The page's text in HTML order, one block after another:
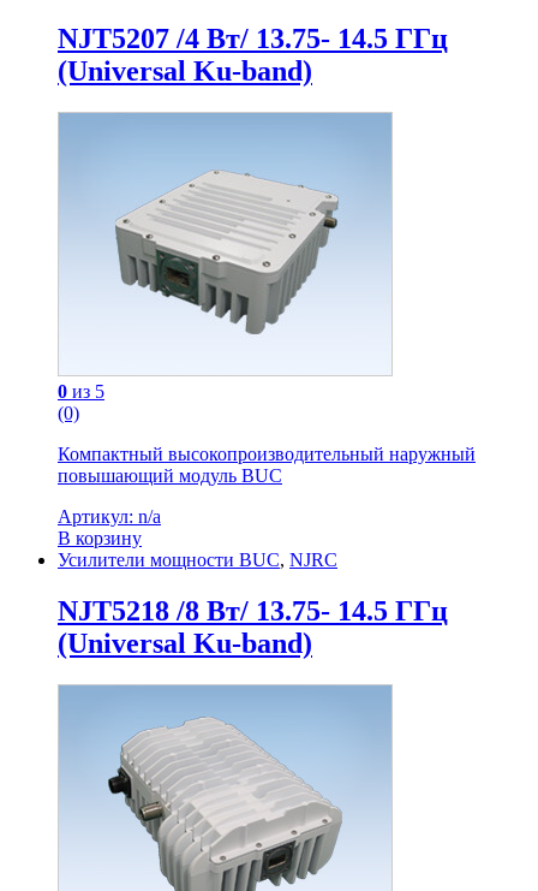
NJT5207 /4 Вт/ 13.75- 14.5 ГГц
(Universal Ku-band)
0 из 5
(0)
Компактный высокопроизводительный наружный
повышающий модуль BUC
Артикул: n/a
В корзину
Усилители мощности BUC, NJRC
NJT5218 /8 Вт/ 13.75- 14.5 ГГц
(Universal Ku-band)